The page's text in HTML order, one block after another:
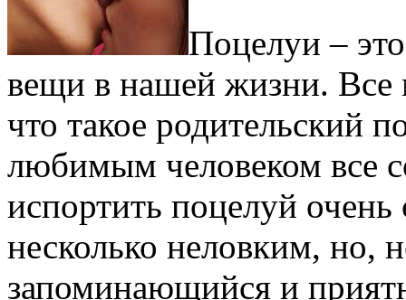
Поцелуи –
вещи в нашей жизни. Все
что такое родительский
любимым человеком все
испортить поцелуй
несколько неловким, но,
запоминающийся и